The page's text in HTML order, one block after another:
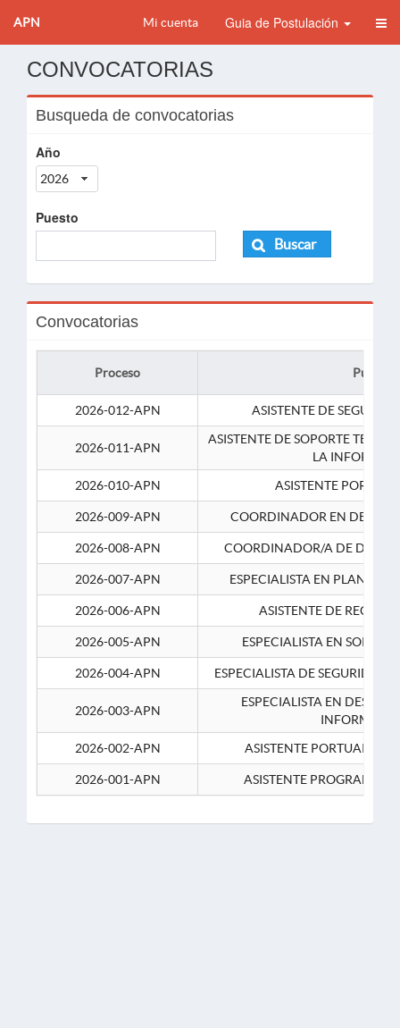
APN Mi cuenta Guia de Postulación
CONVOCATORIAS
Busqueda de convocatorias
Año
2026
Puesto
Buscar
Convocatorias
Proceso Puesto
2026-012-APN ASISTENTE DE
2026-011-APN
ASISTENTE DE SOPORTE
LA
2026-010-APN
ASISTENTE
2026-009-APN COORDINADOR EN
2026-008-APN COORDINADOR/A DE
2026-007-APN ESPECIALISTA EN
2026-006-APN ASISTENTE DE
2026-005-APN ESPECIALISTA EN
2026-004-APN ESPECIALISTA DE SEGURIDAD
2026-003-APN
ESPECIALISTA EN
2026-002-APN
ASISTENTE PORTUARIO 2-
2026-001-APN ASISTENTE